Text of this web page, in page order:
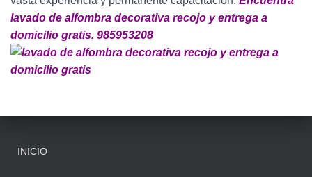
lavado de alfombra decorativa recojo y entrega a
domicilio gratis. 985953208
INICIO